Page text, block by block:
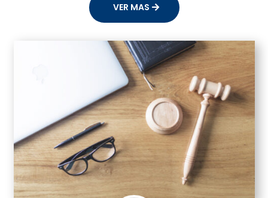
VER MAS